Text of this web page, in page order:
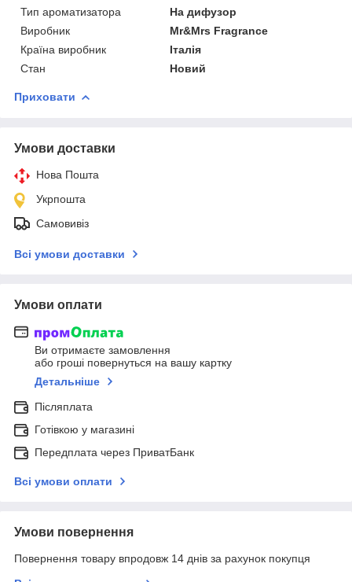
Тип ароматизатора
На дифузор
Виробник
Mr&Mrs Fragrance
Країна виробник
Італія
Стан
Новий
Приховати
Умови доставки
Нова Пошта
Укрпошта
Самовивіз
Всі умови доставки
Умови оплати
Ви отримаєте замовлення
або гроші повернуться на вашу картку
Детальніше
Післяплата
Готівкою у магазині
Передплата через ПриватБанк
Всі умови оплати
Умови повернення
Повернення товару впродовж 14 днів за рахунок покупця